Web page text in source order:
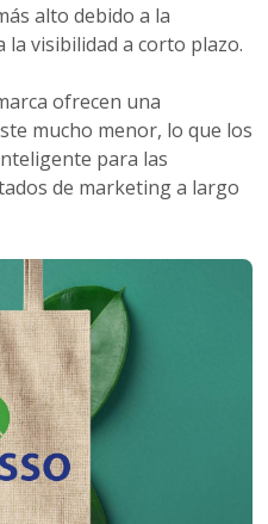
alto debido a la
la visibilidad a corto plazo.
ofrecen una
mucho menor, lo que los
para las
de marketing a largo